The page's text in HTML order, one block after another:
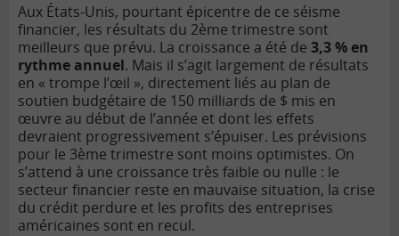
Aux États-Unis, pourtant épicentre de ce séisme
financier, les résultats du 2ème trimestre sont
meilleurs que prévu. La croissance a été de 3,3 % en
rythme annuel. Mais il s’agit largement de résultats
en « trompe l’œil », directement liés au plan de
soutien budgétaire de 150 milliards de $ mis en
œuvre au début de l’année et dont les effets
devraient progressivement s’épuiser. Les prévisions
pour le 3ème trimestre sont moins optimistes. On
s’attend à une croissance très faible ou nulle : le
secteur financier reste en mauvaise situation, la crise
du crédit perdure et les profits des entreprises
américaines sont en recul.